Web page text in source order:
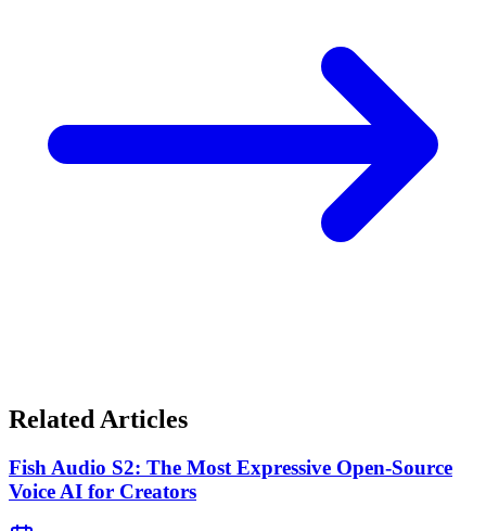
Related Articles
Fish Audio S2: The Most Expressive Open-Source
Voice AI for Creators